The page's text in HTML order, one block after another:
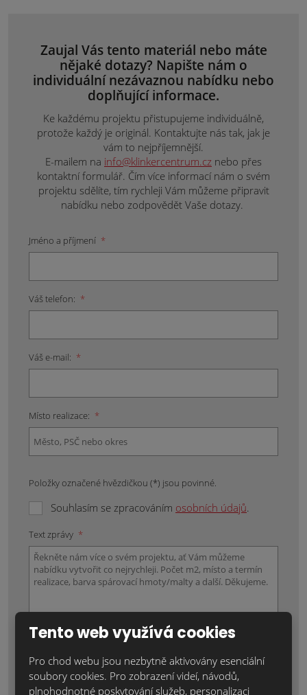
Zaujal Vás tento materiál nebo máte
nějaké dotazy? Napište nám o
individuální nezávaznou nabídku nebo
doplňující informace.
Ke každému projektu přistupujeme individuálně,
protože každý je originál. Kontaktujte nás tak, jak je
vám to nejpříjemnější.
E-mailem na info@klinkercentrum.cz nebo přes
kontaktní formulář. Čím více informací nám o svém
projektu sdělíte, tím rychleji Vám můžeme připravit
nabídku nebo zodpovědět Vaše dotazy.
Jméno a příjmení *
Váš telefon: *
Váš e-mail: *
Místo realizace: *
Položky označené hvězdičkou (*) jsou povinné.
Souhlasím se zpracováním osobních údajů.
Text zprávy *
Odeslat zprávu
Tento web využívá cookies
Pro chod webu jsou nezbytně aktivovány esenciální
soubory cookies. Pro zobrazení videí, návodů,
plnohodnotné poskytování služeb, personalizaci